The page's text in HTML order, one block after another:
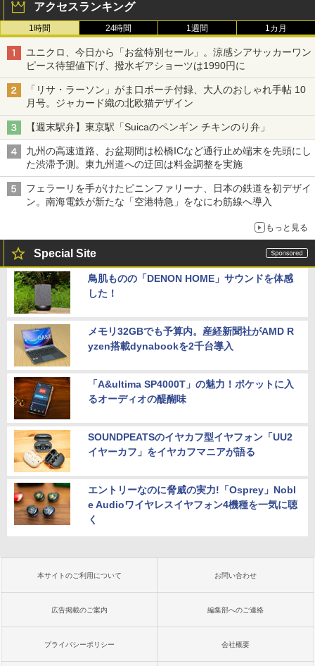
アクセスランキング
1時間 24時間 1週間 1カ月
ユニクロ、今日から「お盆特別セール」。涼感シアサッカーワン
ピース待望値下げ、撥水ギアショーツは1990円に
「リサ・ラーソン」がま口ポーチ付録、大人のおしゃれ手帖 10
月号。ジャカード織の北欧猫デザイン
【週末駅弁】東京駅「Suicaのペンギン チキンのり弁」
九州の高速道路、お盆期間は松橋ICなど通行止め端末を先頭にし
た渋滞予測。東九州道への迂回は料金調整を実施
フェラーリを手がけたピニンファリーナ、日本の鉄道を初デザイ
ン。南海電鉄が新たな「空港特急」をなにわ筋線へ導入
もっと見る
Special Site
鳥肌ものの「DENON HOME」サウンドを体感
した！
メモリ32GBでも予算内。産経新聞社がAMD R
yzen搭載dynabookを2千台導入
「A&ultima SP4000T」の魅力！ポケットに入
るオーディオの醍醐味
SOUNDPEATSのイヤカフ型イヤフォン「UU2
イヤーカフ」をイヤカフマニアが語る
エントリーなのに脅威の実力!「Osprey」Nobl
e Audioワイヤレスイヤフォン4機種を一気に聴
く
本サイトのご利用について お問い合わせ
広告掲載のご案内 編集部へのご連絡
プライバシーポリシー 会社概要